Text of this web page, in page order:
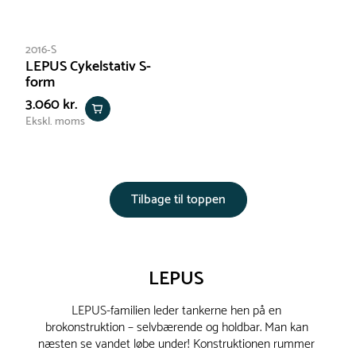
2016-S
LEPUS Cykelstativ S-
form
3.060 kr.
Ekskl. moms
Tilbage til toppen
LEPUS
LEPUS-familien leder tankerne hen på en
brokonstruktion – selvbærende og holdbar. Man kan
næsten se vandet løbe under! Konstruktionen rummer